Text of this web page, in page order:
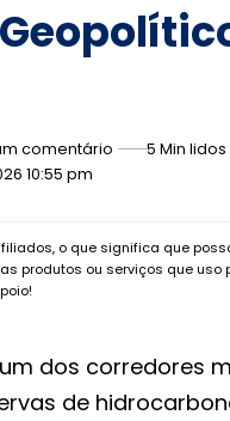
10:55 pm
comentário 5 Min lidos
o que significa que
produtos ou serviços que
dos corredores
de